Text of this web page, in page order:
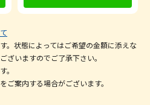
。状態によってはご希望の金額に添えな
ざいますのでご了承下さい。
。
案内する場合がございます。